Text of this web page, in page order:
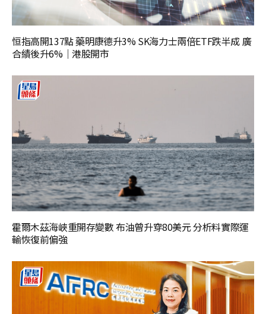
恒指高開137點 藥明康德升3% SK海力士兩倍ETF跌半成 廣
合績後升6%｜港股開市
霍爾木茲海峽重開存變數 布油曾升穿80美元 分析料實際運
輸恢復前偏強